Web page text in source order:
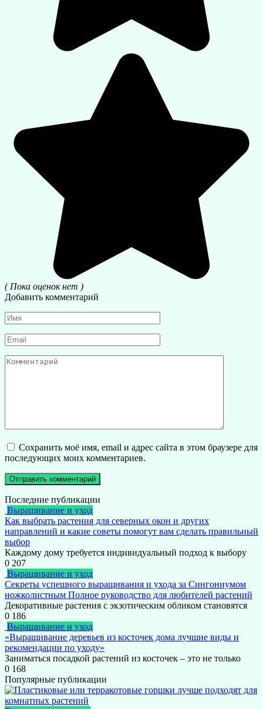
( Пока оценок нет )
Добавить комментарий
Имя
*
Email
*
Комментарий
Сохранить моё имя, email и адрес сайта в этом браузере для
последующих моих комментариев.
Последние публикации
Выращивание и уход
Как выбрать растения для северных окон и других
направлений и какие советы помогут вам сделать правильный
выбор
Каждому дому требуется индивидуальный подход к выбору
0 207
Выращивание и уход
Секреты успешного выращивания и ухода за Сингониумом
ножколистным Полное руководство для любителей растений
Декоративные растения с экзотическим обликом становятся
0 186
Выращивание и уход
«Выращивание деревьев из косточек дома лучшие виды и
рекомендации по уходу»
Заниматься посадкой растений из косточек – это не только
0 168
Популярные публикации